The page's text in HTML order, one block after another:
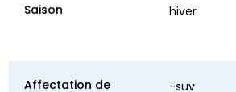
Saison hiver
Affectation de
-suv